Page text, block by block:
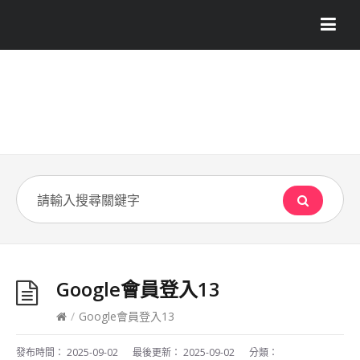
Google會員登入13
/ Google會員登入13
發布時間： 2025-09-02 最後更新： 2025-09-02 分類：